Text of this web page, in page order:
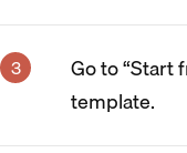
Go to “Start
template.